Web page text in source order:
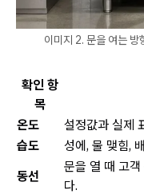
이미지 2. 문을 여는 방
확인 항
목
온도
설정값과 실제
습도
성에, 물 맺힘,
동선
문을 열 때 고
다.